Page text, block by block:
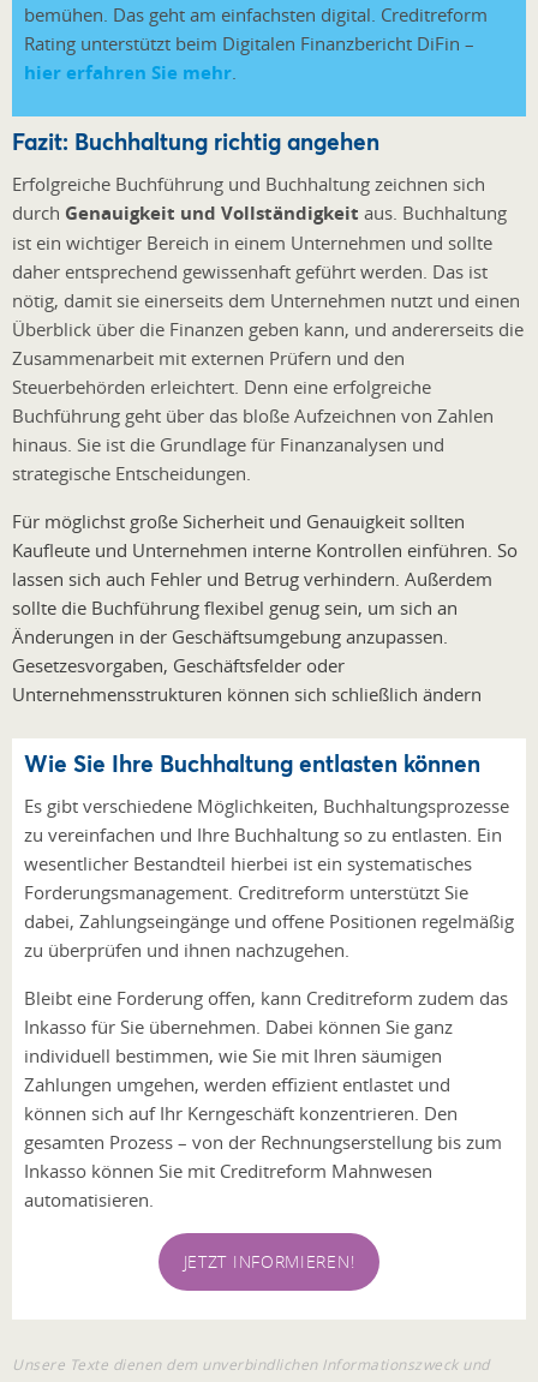
bemühen. Das geht am einfachsten digital. Creditreform
Rating unterstützt beim Digitalen Finanzbericht DiFin –
hier erfahren Sie mehr
Fazit: Buchhaltung richtig angehen
Erfolgreiche Buchführung und Buchhaltung zeichnen sich
durch Genauigkeit und Vollständigkeit aus. Buchhaltung
ist ein wichtiger Bereich in einem Unternehmen und sollte
daher entsprechend gewissenhaft geführt werden. Das ist
nötig, damit sie einerseits dem Unternehmen nutzt und einen
Überblick über die Finanzen geben kann, und andererseits die
Zusammenarbeit mit externen Prüfern und den
Steuerbehörden erleichtert. Denn eine erfolgreiche
Buchführung geht über das bloße Aufzeichnen von Zahlen
hinaus. Sie ist die Grundlage für Finanzanalysen und
strategische Entscheidungen.
Für möglichst große Sicherheit und Genauigkeit sollten
Kaufleute und Unternehmen interne Kontrollen einführen. So
lassen sich auch Fehler und Betrug verhindern. Außerdem
sollte die Buchführung flexibel genug sein, um sich an
Änderungen in der Geschäftsumgebung anzupassen.
Gesetzesvorgaben, Geschäftsfelder oder
Unternehmensstrukturen können sich schließlich ändern
Wie Sie Ihre Buchhaltung entlasten können
Es gibt verschiedene Möglichkeiten, Buchhaltungsprozesse
zu vereinfachen und Ihre Buchhaltung so zu entlasten. Ein
wesentlicher Bestandteil hierbei ist ein systematisches
Forderungsmanagement. Creditreform unterstützt Sie
dabei, Zahlungseingänge und offene Positionen regelmäßig
zu überprüfen und ihnen nachzugehen.
Bleibt eine Forderung offen, kann Creditreform zudem das
Inkasso für Sie übernehmen. Dabei können Sie ganz
individuell bestimmen, wie Sie mit Ihren säumigen
Zahlungen umgehen, werden effizient entlastet und
können sich auf Ihr Kerngeschäft konzentrieren. Den
gesamten Prozess – von der Rechnungserstellung bis zum
Inkasso können Sie mit Creditreform Mahnwesen
automatisieren.
JETZT INFORMIEREN!
Unsere Texte dienen dem unverbindlichen Informationszweck und